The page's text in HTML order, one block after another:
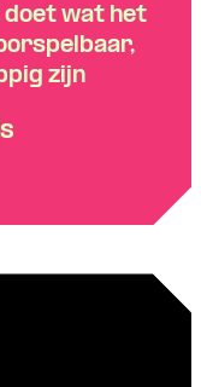
doet wat het
zijn